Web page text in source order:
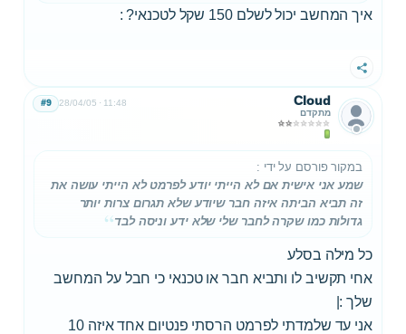
איך המחשב יכול לשלם 150 שקל לטכנאי? :
שתף
Cloud
מתקדם
28/04/05 11:48
#9
במקור פורסם על ידי :
שמע אני אישית אם לא הייתי יודע לפרמט לא הייתי עושה את
זה תביא הביתה איזה חבר שיודע שלא תגרום צרות יותר
גדולות כמו שקרה לחבר שלי שלא ידע וניסה לבד
כל מילה בסלע
אחי תקשיב לו ותביא חבר או טכנאי כי חבל על המחשב
שלך :|
אני עד שלמדתי לפרמט הרסתי פנטיום אחד איזה 10